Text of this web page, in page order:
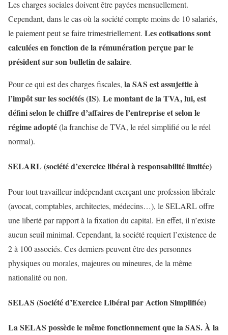
Les charges sociales doivent être payées mensuellement.
Cependant, dans le cas où la société compte moins de 10 salariés,
le paiement peut se faire trimestriellement. Les cotisations sont
calculées en fonction de la rémunération perçue par le
présidentsur son bulletin de salaire.
Pour ce qui est des charges fiscales, la SAS est assujettie à
l’impôt sur les sociétés (IS). Le montant de la TVA, lui, est
défini selon le chiffre d’affaires de l’entreprise et selon le
régime adopté(la franchise de TVA, le réel simplifié ou le réel
normal).
SELARL (société d’exercice libéral à responsabilité limitée)
Pour tout travailleur indépendant exerçant une profession libérale
(avocat, comptables, architectes, médecins…), le SELARL offre
une liberté par rapport à la fixation du capital. En effet, il n’existe
aucun seuil minimal. Cependant, la société requiert l’existence de
2 à 100 associés. Ces derniers peuvent être des personnes
physiques ou morales, majeures ou mineures, de la même
nationalité ou non.
SELAS (Société d’Exercice Libéral par Action Simplifiée)
La SELAS possède le même fonctionnement que la SAS. À la